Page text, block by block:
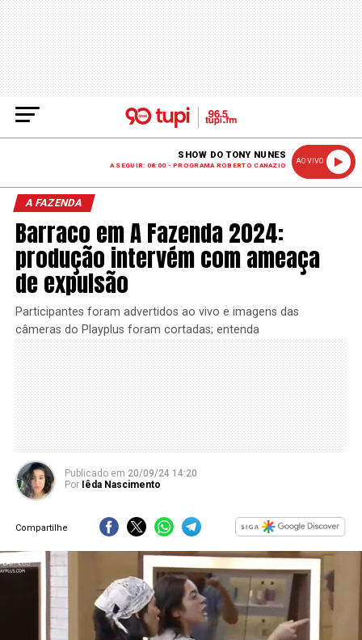
SHOW DO TONY NUNES
A SEGUIR: 08:00 - PROGRAMA ROBERTO CANAZIO
AO VIVO
A FAZENDA
Barraco em A Fazenda 2024:
produção intervém com ameaça
de expulsão
Participantes foram advertidos ao vivo e imagens das
câmeras do Playplus foram cortadas; entenda
Publicado em 20/09/24 14:20
Por Iêda Nascimento
Compartilhe